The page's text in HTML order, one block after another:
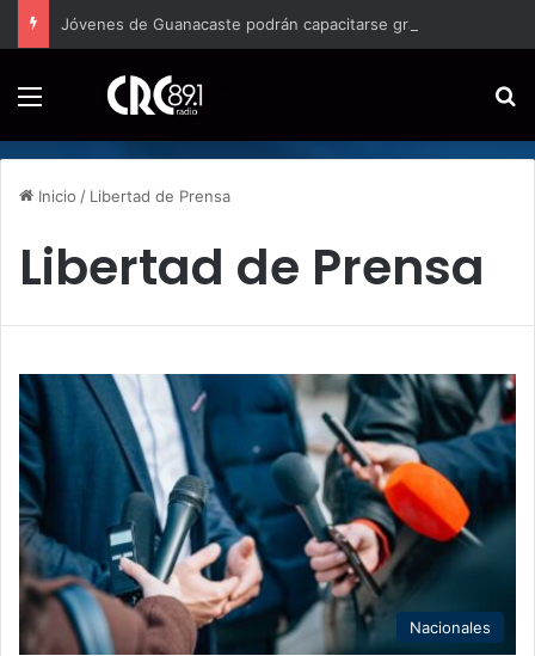
Inicio / Libertad de Prensa
Libertad de Prensa
Nacionales